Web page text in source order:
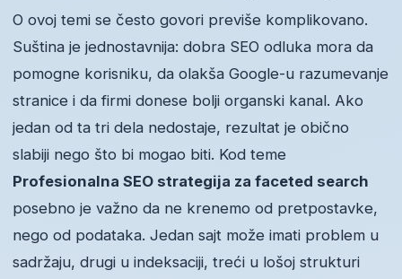
O ovoj temi se često govori previše komplikovano.
Suština je jednostavnija: dobra SEO odluka mora da
pomogne korisniku, da olakša Google-u razumevanje
stranice i da firmi donese bolji organski kanal. Ako
jedan od ta tri dela nedostaje, rezultat je obično
slabiji nego što bi mogao biti. Kod teme
Profesionalna SEO strategija za faceted search
posebno je važno da ne krenemo od pretpostavke,
nego od podataka. Jedan sajt može imati problem u
sadržaju, drugi u indeksaciji, treći u lošoj strukturi